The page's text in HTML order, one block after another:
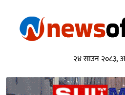
२४ साउन २०८३,